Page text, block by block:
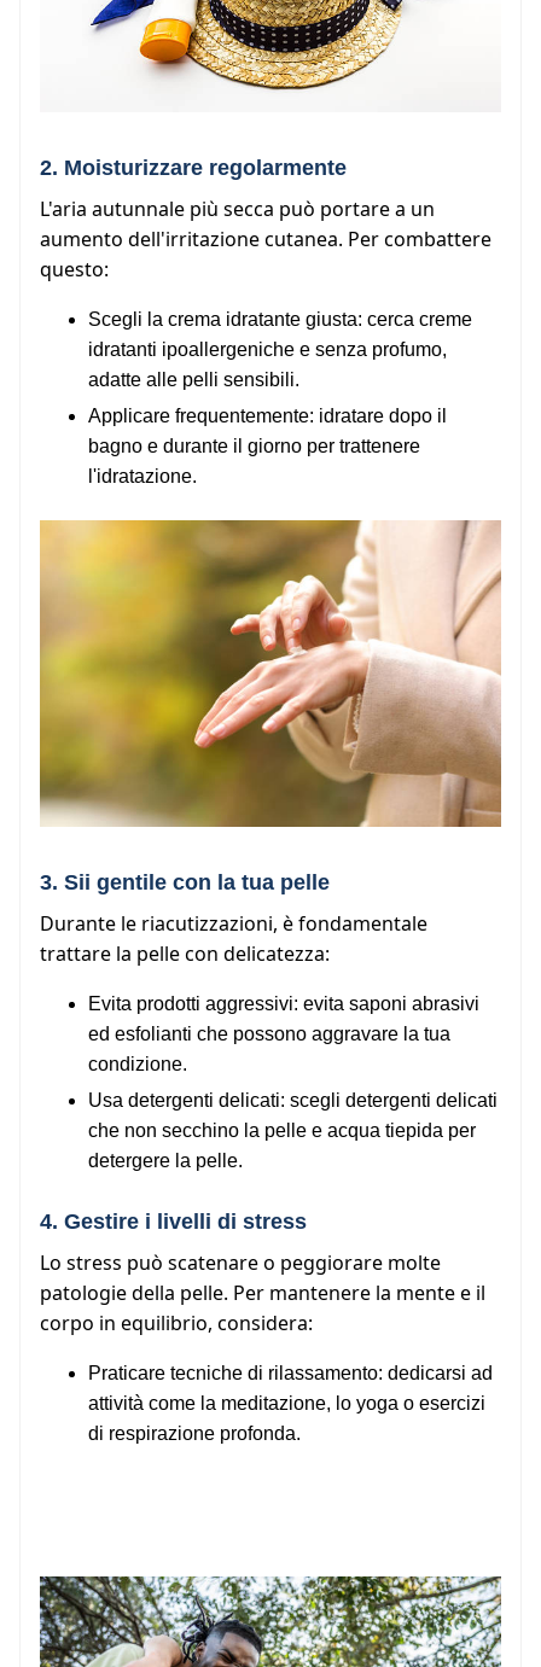
2. Moisturizzare regolarmente
L'aria autunnale più secca può portare a un
aumento dell'irritazione cutanea. Per combattere
questo:
Scegli la crema idratante giusta: cerca creme
idratanti ipoallergeniche e senza profumo,
adatte alle pelli sensibili.
Applicare frequentemente: idratare dopo il
bagno e durante il giorno per trattenere
l'idratazione.
3. Sii gentile con la tua pelle
Durante le riacutizzazioni, è fondamentale
trattare la pelle con delicatezza:
Evita prodotti aggressivi: evita saponi abrasivi
ed esfolianti che possono aggravare la tua
condizione.
Usa detergenti delicati: scegli detergenti delicati
che non secchino la pelle e acqua tiepida per
detergere la pelle.
4. Gestire i livelli di stress
Lo stress può scatenare o peggiorare molte
patologie della pelle. Per mantenere la mente e il
corpo in equilibrio, considera:
Praticare tecniche di rilassamento: dedicarsi ad
attività come la meditazione, lo yoga o esercizi
di respirazione profonda.